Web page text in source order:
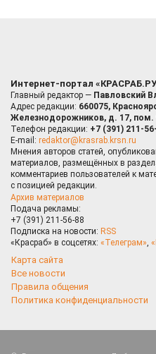
Интернет-портал
Главный редактор — Павловский
Адрес редакции: 660075,
Железнодорожников, д. 17, пом.
Телефон редакции: +7 (391) 211-
E-mail: redaktor@krasrab.krsn.ru
Мнения авторов статей,
материалов, размещённых в
комментариев пользователей к
с позицией редакции.
Архив материалов
Подача рекламы:
+7 (391) 211-56-88
Подписка на новости: RSS
«Красраб» в соцсетях: «Телеграм»,
Карта сайта
Все новости
Правила общения
Политика конфиденциальности